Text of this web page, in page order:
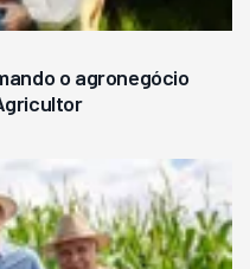
o agronegócio